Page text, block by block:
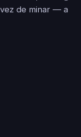
de minar — a